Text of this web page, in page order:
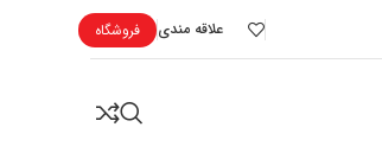
علاقه مندی فروشگاه